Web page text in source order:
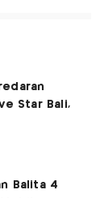
Star Bali,
Balita 4